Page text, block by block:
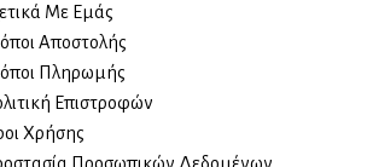
Με Εμάς
Αποστολής
Πληρωμής
Επιστροφών
Χρήσης
Προσωπικών Δεδομένων